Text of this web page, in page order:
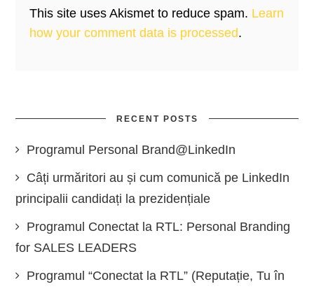
This site uses Akismet to reduce spam. Learn
how your comment data is processed.
RECENT POSTS
Programul Personal Brand@LinkedIn
Câți urmăritori au și cum comunică pe LinkedIn
principalii candidați la prezidențiale
Programul Conectat la RTL: Personal Branding
for SALES LEADERS
Programul “Conectat la RTL” (Reputație, Tu în